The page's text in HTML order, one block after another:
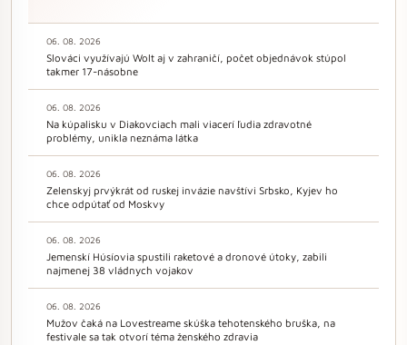
06. 08. 2026
Slováci využívajú Wolt aj v zahraničí, počet objednávok stúpol
takmer 17-násobne
06. 08. 2026
Na kúpalisku v Diakovciach mali viacerí ľudia zdravotné
problémy, unikla neznáma látka
06. 08. 2026
Zelenskyj prvýkrát od ruskej invázie navštívi Srbsko, Kyjev ho
chce odpútať od Moskvy
06. 08. 2026
Jemenskí Húsíovia spustili raketové a dronové útoky, zabili
najmenej 38 vládnych vojakov
06. 08. 2026
Mužov čaká na Lovestreame skúška tehotenského bruška, na
festivale sa tak otvorí téma ženského zdravia